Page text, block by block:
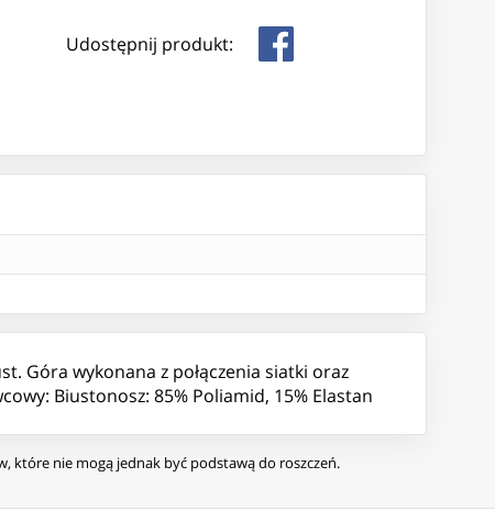
Udostępnij produkt:
Góra wykonana z połączenia siatki oraz
Biustonosz: 85% Poliamid, 15% Elastan
które nie mogą jednak być podstawą do roszczeń.